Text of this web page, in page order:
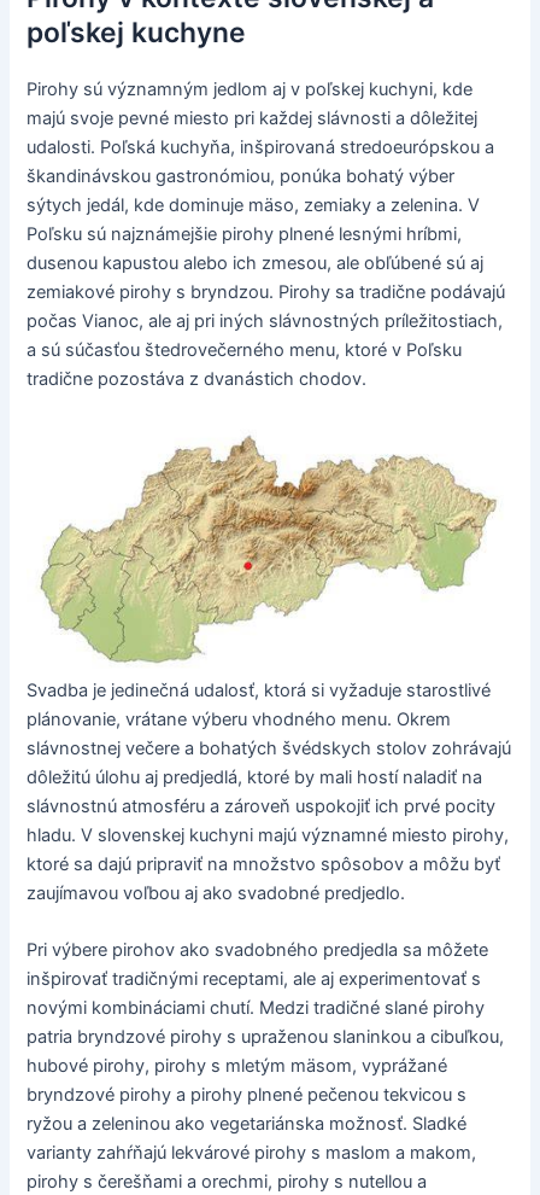
poľskej kuchyne
Pirohy sú významným jedlom aj v poľskej kuchyni, kde
majú svoje pevné miesto pri každej slávnosti a dôležitej
udalosti. Poľská kuchyňa, inšpirovaná stredoeurópskou a
škandinávskou gastronómiou, ponúka bohatý výber
sýtych jedál, kde dominuje mäso, zemiaky a zelenina. V
Poľsku sú najznámejšie pirohy plnené lesnými hríbmi,
dusenou kapustou alebo ich zmesou, ale obľúbené sú aj
zemiakové pirohy s bryndzou. Pirohy sa tradične podávajú
počas Vianoc, ale aj pri iných slávnostných príležitostiach,
a sú súčasťou štedrovečerného menu, ktoré v Poľsku
tradične pozostáva z dvanástich chodov.
Svadba je jedinečná udalosť, ktorá si vyžaduje starostlivé
plánovanie, vrátane výberu vhodného menu. Okrem
slávnostnej večere a bohatých švédskych stolov zohrávajú
dôležitú úlohu aj predjedlá, ktoré by mali hostí naladiť na
slávnostnú atmosféru a zároveň uspokojiť ich prvé pocity
hladu. V slovenskej kuchyni majú významné miesto pirohy,
ktoré sa dajú pripraviť na množstvo spôsobov a môžu byť
zaujímavou voľbou aj ako svadobné predjedlo.
Pri výbere pirohov ako svadobného predjedla sa môžete
inšpirovať tradičnými receptami, ale aj experimentovať s
novými kombináciami chutí. Medzi tradičné slané pirohy
patria bryndzové pirohy s upraženou slaninkou a cibuľkou,
hubové pirohy, pirohy s mletým mäsom, vyprážané
bryndzové pirohy a pirohy plnené pečenou tekvicou s
ryžou a zeleninou ako vegetariánska možnosť. Sladké
varianty zahŕňajú lekvárové pirohy s maslom a makom,
pirohy s čerešňami a orechmi, pirohy s nutellou a